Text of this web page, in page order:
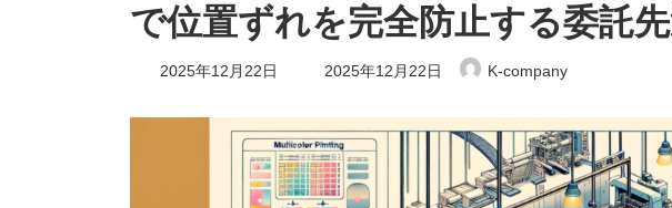
で位置ずれを完全防止する委託
2025年12月22日
最
終
新
日
時
:
2025年12月22日 K-company